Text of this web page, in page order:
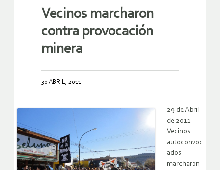
Vecinos marcharon
contra provocación
minera
30 ABRIL, 2011
29 de Abril
de 2011
Vecinos
autoconvoc
ados
marcharon